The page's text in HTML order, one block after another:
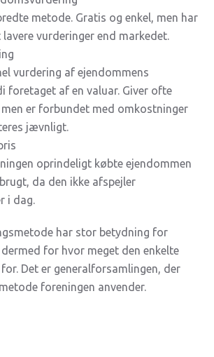
metode. Gratis og enkel, men har
vurderinger end markedet.
vurdering af ejendommens
foretaget af en valuar. Giver ofte
er forbundet med omkostninger
jævnligt.
oprindeligt købte ejendommen
da den ikke afspejler
i dag.
har stor betydning for
for hvor meget den enkelte
Det er generalforsamlingen, der
foreningen anvender.